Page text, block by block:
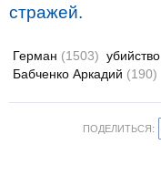
стражей.
Герман (1503) убийство
Бабченко Аркадий (190)
ПОДЕЛИТЬСЯ: